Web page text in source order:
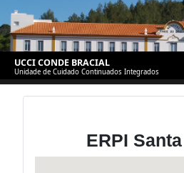
UCCI CONDE BRACIAL
Unidade de Cuidado Continuados Integrados
ERPI